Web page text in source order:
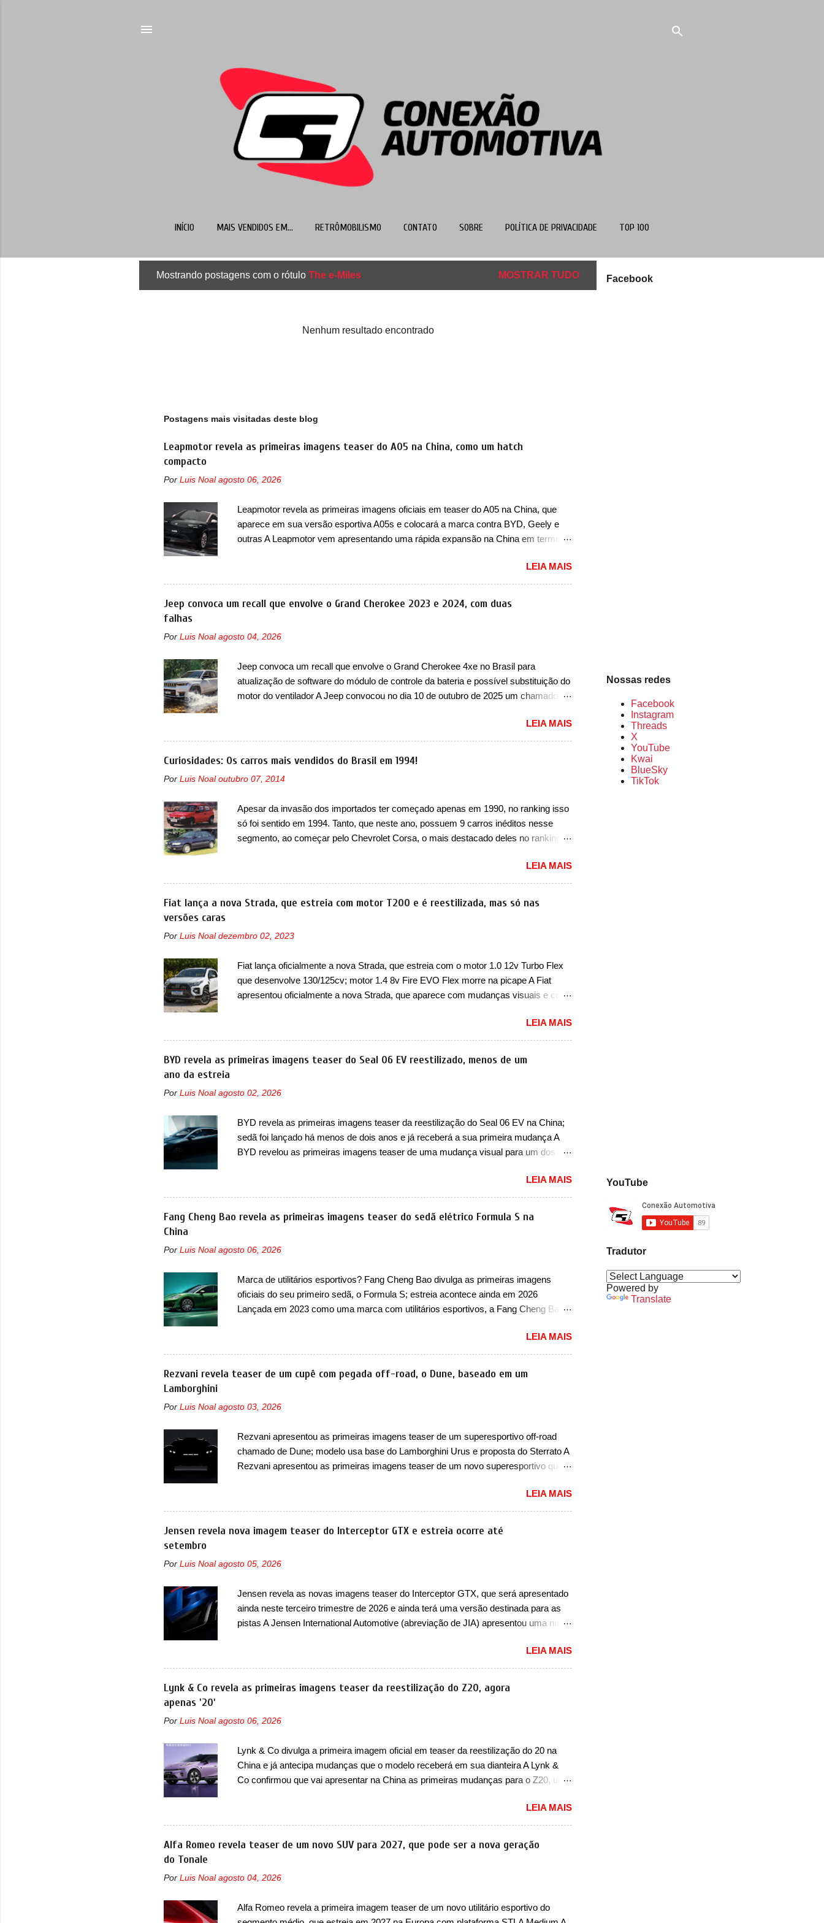
INÍCIO MAIS VENDIDOS EM... RETRÔMOBILISMO CONTATO SOBRE POLÍTICA DE PRIVACIDADE TOP 100
Facebook
Nossas redes
Facebook
Instagram
Threads
X
YouTube
Kwai
BlueSky
TikTok
YouTube
Tradutor
Powered by
Translate
Mostrando postagens com o rótulo The e-Miles MOSTRAR TUDO
Nenhum resultado encontrado
Postagens mais visitadas deste blog
Leapmotor revela as primeiras imagens teaser do A05 na China, como um hatch
compacto
Por Luis Noal agosto 06, 2026
Leapmotor revela as primeiras imagens oficiais em teaser do A05 na China, que
aparece em sua versão esportiva A05s e colocará a marca contra BYD, Geely e
outras A Leapmotor vem apresentando uma rápida expansão na China em termos
modelo compacto à sua linha. Posicionado entre o T03 e o B05, a marca revelou as
primeiras imagens teaser do A05, que nas imagens apareceu em sua versão mais
esportiva, o A05s. Previsto para ser lançado ainda neste ano na China, o compacto
elétrico colocará a Leapmotor para concorrer com uma série de outras marcas de
design já visto por outros modelos da marca, em especial do SUV compacto A10.
bastante vinculado ao SUV. Na dianteira, ele possui faróis com um desenho mais
retangular, com um pequeno prolongamento para as laterais. Os faróis cont...
LEIA MAIS
Jeep convoca um recall que envolve o Grand Cherokee 2023 e 2024, com duas
falhas
Por Luis Noal agosto 04, 2026
Jeep convoca um recall que envolve o Grand Cherokee 4xe no Brasil para
atualização de software do módulo de controle da bateria e possível substituição do
motor do ventilador A Jeep convocou no dia 10 de outubro de 2025 um chamado
com unidades de ano/modelo 2023 e 2024. A marca norte-americana diz que as
unidades afetadas precisam retornar a uma concessionária mais próxima para a
solução de dois problemas. O primeiro deles será uma atualização do software do
também, será realizada a verificação e, se necessário, a substituição do motor do
confirmou que “foi identificada a possibilidade de uma sobrecarga do
microprocessador do Módulo de Controle da Bateria (BPCM), que poderá causar a
perda de força motriz, requerendo a atualização do software do modulo de...
LEIA MAIS
Curiosidades: Os carros mais vendidos do Brasil em 1994!
Por Luis Noal outubro 07, 2014
Apesar da invasão dos importados ter começado apenas em 1990, no ranking isso
só foi sentido em 1994. Tanto, que neste ano, possuem 9 carros inéditos nesse
segmento, ao começar pelo Chevrolet Corsa, o mais destacado deles no ranking
lançamento da Chevrolet que assustou a concorrência. Nesse ano também era
lançada a nova geração do Volkswagen Gol que depois de 14 anos ganhava uma
nova geração feita do zero, apelidada de "Bolinha" por suas formas arredondadas.
Além do Gol, outro Volkswagen fazia sua estréia no mercado. Era o Pointer, versão
foi marcava pelos franceses, alemães, japoneses e coreanos que chegaram
nas vendas em 1994 foram o Renault R19 que vinha em 3 versões de carroceria,
sendo duas do hatch e o sedan, a famosa Kia Besta, o Vol...
LEIA MAIS
Fiat lança a nova Strada, que estreia com motor T200 e é reestilizada, mas só nas
versões caras
Por Luis Noal dezembro 02, 2023
Fiat lança oficialmente a nova Strada, que estreia com o motor 1.0 12v Turbo Flex
que desenvolve 130/125cv; motor 1.4 8v Fire EVO Flex morre na picape A Fiat
apresentou oficialmente a nova Strada, que aparece com mudanças visuais e com
automático CVT no ano passado, a Fiat apresentou mudanças visuais e a estreia
do motor 1.0 12v Turbo Flex, conhecido como T200. Praticamente sem
concorrentes, a Fiat Strada soube ser mutável com avanços importantes que a
concorrência nunca conseguiu acompanhar e agora ela abre uma distância ainda
Fiat Strada é mais do que uma picape, é uma verdadeira revolução no mercado
topo do mercado brasileiro, algo que só a Strada fez. Mais do que isso: ela é a
prova viva que time que está ganhando se mexe sim. Ao longo da sua história,
ela...
LEIA MAIS
BYD revela as primeiras imagens teaser do Seal 06 EV reestilizado, menos de um
ano da estreia
Por Luis Noal agosto 02, 2026
BYD revela as primeiras imagens teaser da reestilização do Seal 06 EV na China;
sedã foi lançado há menos de dois anos e já receberá a sua primeira mudança A
BYD revelou as primeiras imagens teaser de uma mudança visual para um dos
Seal 06 EV, lançado no segundo semestre de 2025. Sim, há menos de um ano. O
modelo agora passará a ser vendido com mudanças visuais na dianteira e na
traseira, que vão atualizá-los para a identidade visual mais moderna da marca, mas
ainda sem motivos para que essa mudança já seja tão recente assim (o que não
percebe que o sedã contará com um novo para-choque na dianteira. Ele passa a
passando logo abaixo do logotipo e dos faróis. Ele ainda possui um espaço para a
placa novo abaixo do vinco e uma nova entrada de ar inferio...
LEIA MAIS
Fang Cheng Bao revela as primeiras imagens teaser do sedã elétrico Formula S na
China
Por Luis Noal agosto 06, 2026
Marca de utilitários esportivos? Fang Cheng Bao divulga as primeiras imagens
oficiais do seu primeiro sedã, o Formula S; estreia acontece ainda em 2026
Lançada em 2023 como uma marca com utilitários esportivos, a Fang Cheng Bao
pegada mais off-road. E isso funcionou muito bem com o lançamento dos modelos
Bao 5 e Bao 8, além do Tai 3 e Tai 7. Agora, a marca confirmou que vai entrar de
vez no segmento de... sedãs. Antecipado por imagens teaser, o Formula S será o
primeiro três volumes da Fang Cheng Bao, que parece se perder na sua identidade
informações sobre o sedã, que terá seu lançamento ainda neste ano de 2026. Em
que o antecipou no Salão de Pequim, que aconteceu no primeiro semestre. Na
dianteira, o sedã conta com faróis mais quadrados e compactos, com luzes ...
LEIA MAIS
Rezvani revela teaser de um cupê com pegada off-road, o Dune, baseado em um
Lamborghini
Por Luis Noal agosto 03, 2026
Rezvani apresentou as primeiras imagens teaser de um superesportivo off-road
chamado de Dune; modelo usa base do Lamborghini Urus e proposta do Sterrato A
Rezvani apresentou as primeiras imagens teaser de um novo superesportivo que
que terá uma proposta off-road assim como outros esportivos recentemente
tiveram, como o Porsche 911 Dakar e o... Lamborghini Huracán Sterrato. E o
modelo italiano tem grande parte no desenvolvimento do Dune. Baseado no
Huracán, o Dune nasce com uma proposta similar ao que a marca apresentou com
Rezvani. Junto com as imagens, a marca já confirmou que o Dune será um carro
mundo, ou seja, limitado demais. Ele será equipado com um motor V10
Supercharger capaz de desenvolver cerca de 800cv que separou a performance
exótica da aventura i...
LEIA MAIS
Jensen revela nova imagem teaser do Interceptor GTX e estreia ocorre até
setembro
Por Luis Noal agosto 05, 2026
Jensen revela as novas imagens teaser do Interceptor GTX, que será apresentado
ainda neste terceiro trimestre de 2026 e ainda terá uma versão destinada para as
pistas A Jensen International Automotive (abreviação de JIA) apresentou uma nova
recolocará a marca no mercado. O granturismo (GT) apareceu em uma nova
imagem de traseira, onde ele aparece o para-choque traseiro. A marca ainda
confirmou que o esportivo será apresentado no terceiro trimestre de 2026, ou seja,
acontecerá entre os meses de julho e setembro (e já estamos em agosto), ou seja,
que vai apresentar um "protótipo de pré-produção, de altíssimo desempenho,
mesmo tempo, a Jensen descreveu o misterioso esportivo como um “protótipo
aprimorado” que estabelece as bases para "div...
LEIA MAIS
Lynk & Co revela as primeiras imagens teaser da reestilização do Z20, agora
apenas '20'
Por Luis Noal agosto 06, 2026
Lynk & Co divulga a primeira imagem oficial em teaser da reestilização do 20 na
China e já antecipa mudanças que o modelo receberá em sua dianteira A Lynk &
Co confirmou que vai apresentar na China as primeiras mudanças para o Z20, um
em 2024. Agora, o modelo passará por sua primeira mudança visual e também
mudará de nome. Vendido na Europa como 02 e Z20 na China, o elétrico passará a
ser vendido na China apenas como ‘20’. Junto das mudanças visuais, a marca
confirmou que ele pode ser um dos primeiros produtos da empresa a usar um novo
uma melhoria de eficiência térmica e integra 12 elementos de hardware. Entre eles,
HBMS, LBMS, VCU, TMS, controle ativo de pré-carga e gateway de domínio de
LEIA MAIS
Alfa Romeo revela teaser de um novo SUV para 2027, que pode ser a nova geração
do Tonale
Por Luis Noal agosto 04, 2026
Alfa Romeo revela a primeira imagem teaser de um novo utilitário esportivo do